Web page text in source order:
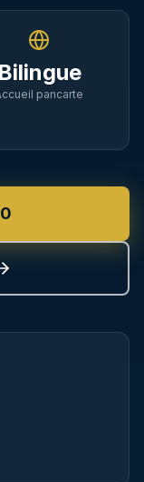
Bilingue
pancarte